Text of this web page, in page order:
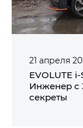
21 апреля
EVOLUTE
Инженер с
секреты